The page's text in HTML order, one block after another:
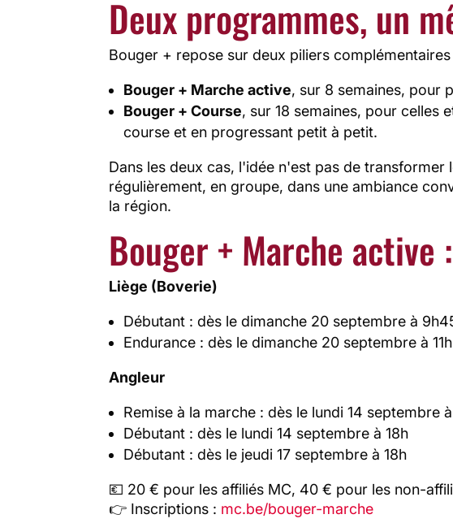
Deux programmes, un
Bouger + repose sur deux piliers complémentaires
Bouger + Marche active, sur 8 semaines, pour
Bouger + Course, sur 18 semaines, pour celles
course et en progressant petit à petit.
Dans les deux cas, l'idée n'est pas de
régulièrement, en groupe, dans une ambiance
la région.
Bouger + Marche
Liège (Boverie)
Débutant : dès le dimanche 20 septembre à
Endurance : dès le dimanche 20 septembre à 11h
Angleur
Remise à la marche : dès le lundi 14 septembre
Débutant : dès le lundi 14 septembre à 18h
Débutant : dès le jeudi 17 septembre à 18h
💶 20 € pour les affiliés MC, 40 € pour les non-
👉 Inscriptions : mc.be/bouger-marche